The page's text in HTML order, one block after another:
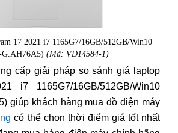
17 2021 i7 1165G7/16GB/512GB/Win10
G.AH76A5) (Mã: VD14584-1)
cấp giải pháp so sánh giá laptop
i7 1165G7/16GB/512GB/Win10
giúp khách hàng mua đồ điện máy
có thể chọn thời điểm giá tốt nhất